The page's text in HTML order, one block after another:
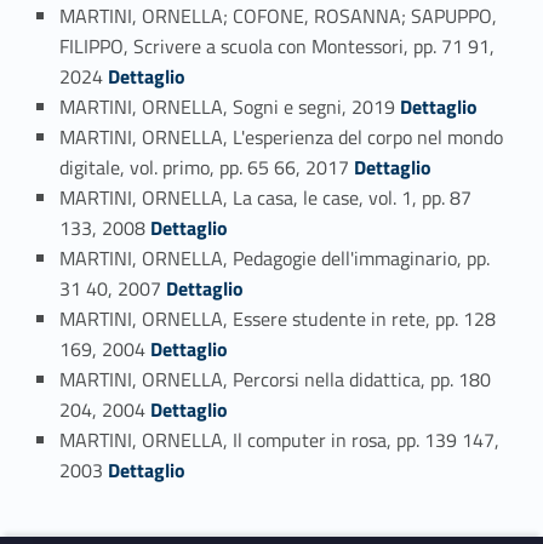
MARTINI, ORNELLA; COFONE, ROSANNA; SAPUPPO,
FILIPPO, Scrivere a scuola con Montessori, pp. 71 91,
2024 Link identifier #identifier_person_46651-22
Dettaglio
MARTINI, ORNELLA, Sogni e segni, 2019 Link identifier #identifier_person_7516-23
Dettaglio
MARTINI, ORNELLA, L'esperienza del corpo nel mondo
digitale, vol. primo, pp. 65 66, 2017 Link identifier #identifier_person_58912-24
Dettaglio
MARTINI, ORNELLA, La casa, le case, vol. 1, pp. 87
133, 2008 Link identifier #identifier_person_55635-25
Dettaglio
MARTINI, ORNELLA, Pedagogie dell'immaginario, pp.
31 40, 2007 Link identifier #identifier_person_116432-26
Dettaglio
MARTINI, ORNELLA, Essere studente in rete, pp. 128
169, 2004 Link identifier #identifier_person_94374-27
Dettaglio
MARTINI, ORNELLA, Percorsi nella didattica, pp. 180
204, 2004 Link identifier #identifier_person_57064-28
Dettaglio
MARTINI, ORNELLA, Il computer in rosa, pp. 139 147,
2003 Link identifier #identifier_person_96952-29
Dettaglio